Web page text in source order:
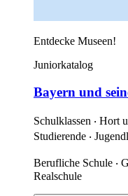
Entdecke Museen!
Juniorkatalog
Bayern und
Schulklassen ‧ Hort
Studierende ‧
Berufliche Schule ‧
Realschule